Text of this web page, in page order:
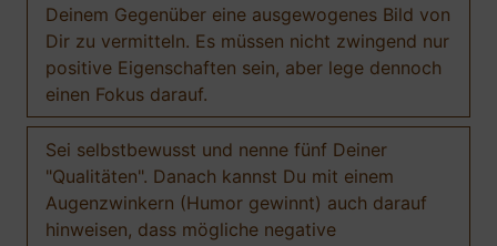
Deinem Gegenüber eine ausgewogenes Bild von
Dir zu vermitteln. Es müssen nicht zwingend nur
positive Eigenschaften sein, aber lege dennoch
einen Fokus darauf.
Sei selbstbewusst und nenne fünf Deiner
"Qualitäten". Danach kannst Du mit einem
Augenzwinkern (Humor gewinnt) auch darauf
hinweisen, dass mögliche negative